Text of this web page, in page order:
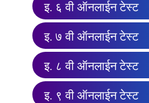
इ. ६ वी ऑनलाईन टेस्ट
इ. ७ वी ऑनलाईन टेस्ट
इ. ८ वी ऑनलाईन टेस्ट
इ. ९ वी ऑनलाईन टेस्ट